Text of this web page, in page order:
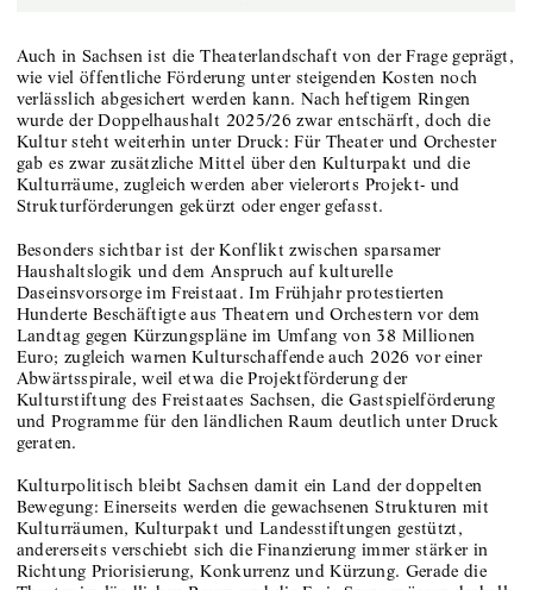
Auch in Sachsen ist die Theaterlandschaft von der Frage geprägt,
wie viel öffentliche Förderung unter steigenden Kosten noch
verlässlich abgesichert werden kann. Nach heftigem Ringen
wurde der Doppelhaushalt 2025/26 zwar entschärft, doch die
Kultur steht weiterhin unter Druck: Für Theater und Orchester
gab es zwar zusätzliche Mittel über den Kulturpakt und die
Kulturräume, zugleich werden aber vielerorts Projekt- und
Strukturförderungen gekürzt oder enger gefasst.
Besonders sichtbar ist der Konflikt zwischen sparsamer
Haushaltslogik und dem Anspruch auf kulturelle
Daseinsvorsorge im Freistaat. Im Frühjahr protestierten
Hunderte Beschäftigte aus Theatern und Orchestern vor dem
Landtag gegen Kürzungspläne im Umfang von 38 Millionen
Euro; zugleich warnen Kulturschaffende auch 2026 vor einer
Abwärtsspirale, weil etwa die Projektförderung der
Kulturstiftung des Freistaates Sachsen, die Gastspielförderung
und Programme für den ländlichen Raum deutlich unter Druck
geraten.
Kulturpolitisch bleibt Sachsen damit ein Land der doppelten
Bewegung: Einerseits werden die gewachsenen Strukturen mit
Kulturräumen, Kulturpakt und Landesstiftungen gestützt,
andererseits verschiebt sich die Finanzierung immer stärker in
Richtung Priorisierung, Konkurrenz und Kürzung. Gerade die